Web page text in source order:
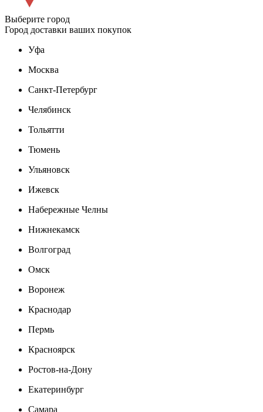
Выберите город
Город доставки ваших покупок
Уфа
Москва
Санкт-Петербург
Челябинск
Тольятти
Тюмень
Ульяновск
Ижевск
Набережные Челны
Нижнекамск
Волгоград
Омск
Воронеж
Краснодар
Пермь
Красноярск
Ростов-на-Дону
Екатеринбург
Самара